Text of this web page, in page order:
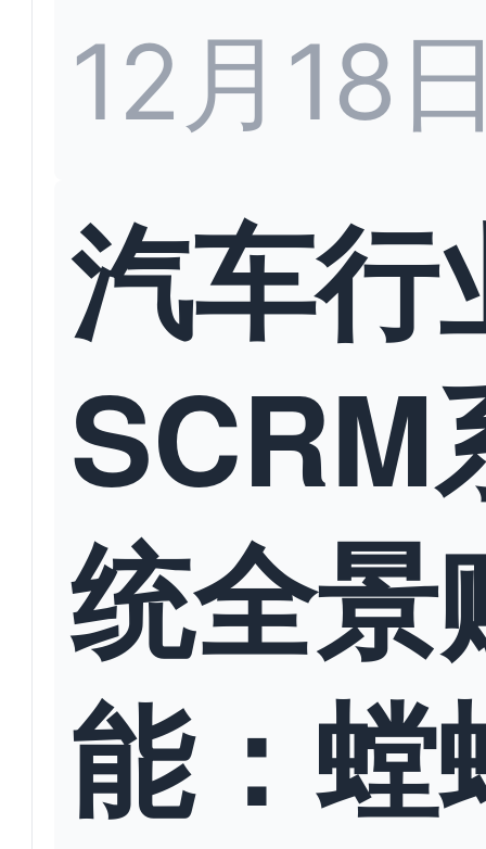
12月18
汽车行
SCRM
统全景
能：螳